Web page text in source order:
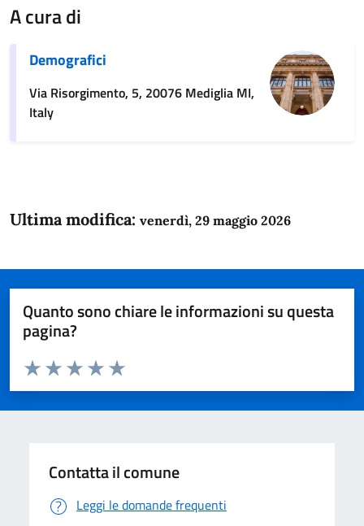
A cura di
Demografici
Via Risorgimento, 5, 20076 Mediglia MI,
Italy
Ultima modifica: venerdì, 29 maggio 2026
Quanto sono chiare le informazioni su questa
pagina?
Domanda
Valuta da 1 a 5 stelle la pagina
Valuta 5 stelle su 5
Valuta 4 stelle su 5
Valuta 3 stelle su 5
Valuta 2 stelle su 5
Valuta 1 stelle su 5
Contatta il comune
Leggi le domande frequenti